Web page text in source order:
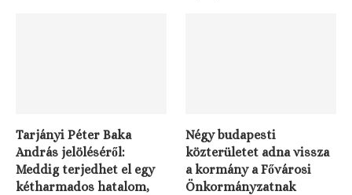
Tarjányi Péter Baka
András jelöléséről:
Meddig terjedhet el egy
kétharmados hatalom,
Négy budapesti
közterületet adna vissza
a kormány a Fővárosi
Önkormányzatnak